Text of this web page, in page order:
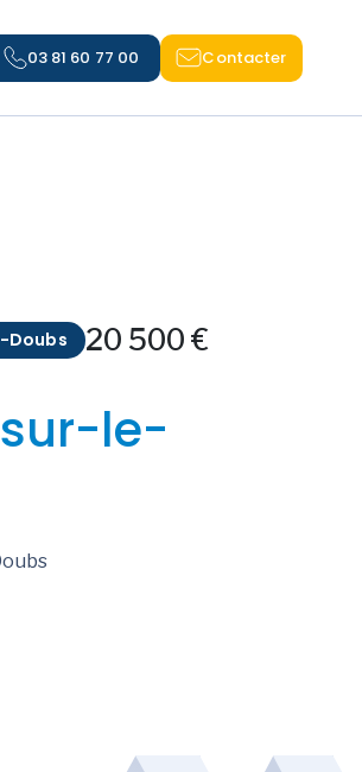
03 81 60 77 00 Contacter
Doubs 20 500 €
sur-le-